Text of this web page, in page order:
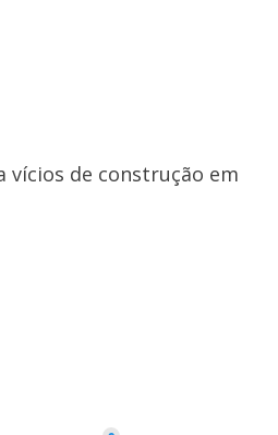
vícios de construção em